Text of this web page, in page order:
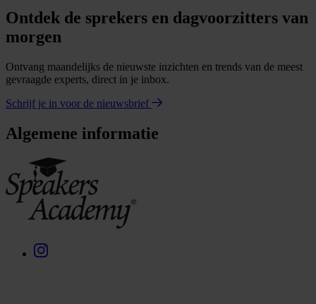
Ontdek de sprekers en dagvoorzitters van
morgen
Ontvang maandelijks de nieuwste inzichten en trends van de meest
gevraagde experts, direct in je inbox.
Schrijf je in voor de nieuwsbrief
Algemene informatie